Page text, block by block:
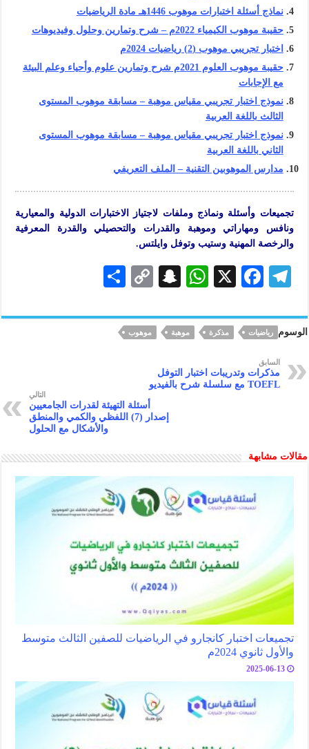
نماذج أسئلة اختبارات موهوب 1446هـ مادة الرياضيات
حقيبة موهوب الكيمياء 2022م – شرح وتمارين وحلول وفيديوهات
اختبار تجريبي موهوب (2) رياضيات 2024م
حقيبة موهوب العلوم 2021م شرح وتمارين علوم وأحياء وعلم البيئة
مع الإجابات
نموذج اختبار تجريبي مقياس موهبة – مسابقة موهوب المستوى
الثالث باللغة العربية
نموذج اختبار تجريبي مقياس موهبة – مسابقة موهوب المستوى
الثاني باللغة العربية
مدارس الموهوبين التقنية – الملف التعريفي
تجميعات وأسئلة ونماذج وملفات لاجتياز الاختبارات الدولية والمعيارية
ونافس ومهاراتي وموهبة والقدرات والتحصيلي والقدرة المعرفية
والرخصة المهنية وستيب وتوفل وايلتس.
Te
gr
a
m
F
eb
oo
k
X
W
at
s
A
p
S
a
pc
at
C
p
y
k
ar
الوسوم رياضيات مذكرة موهبة موهوب
السابق
مذكرات وتدريبات اختبار التوفل
TOEFL مع سلسلة شرح بالفيديو
التالي
أسئلة التهيئة لقدرات الجامعيين
إصدار (7) اللفظي والكمي والمنطق
والأشكال مع الحلول
مقالات مشابهة
تجميعات اختبار كانجارو في الرياضيات للصفين الثالث متوسط
والأول ثانوي 2024م
2025-06-13